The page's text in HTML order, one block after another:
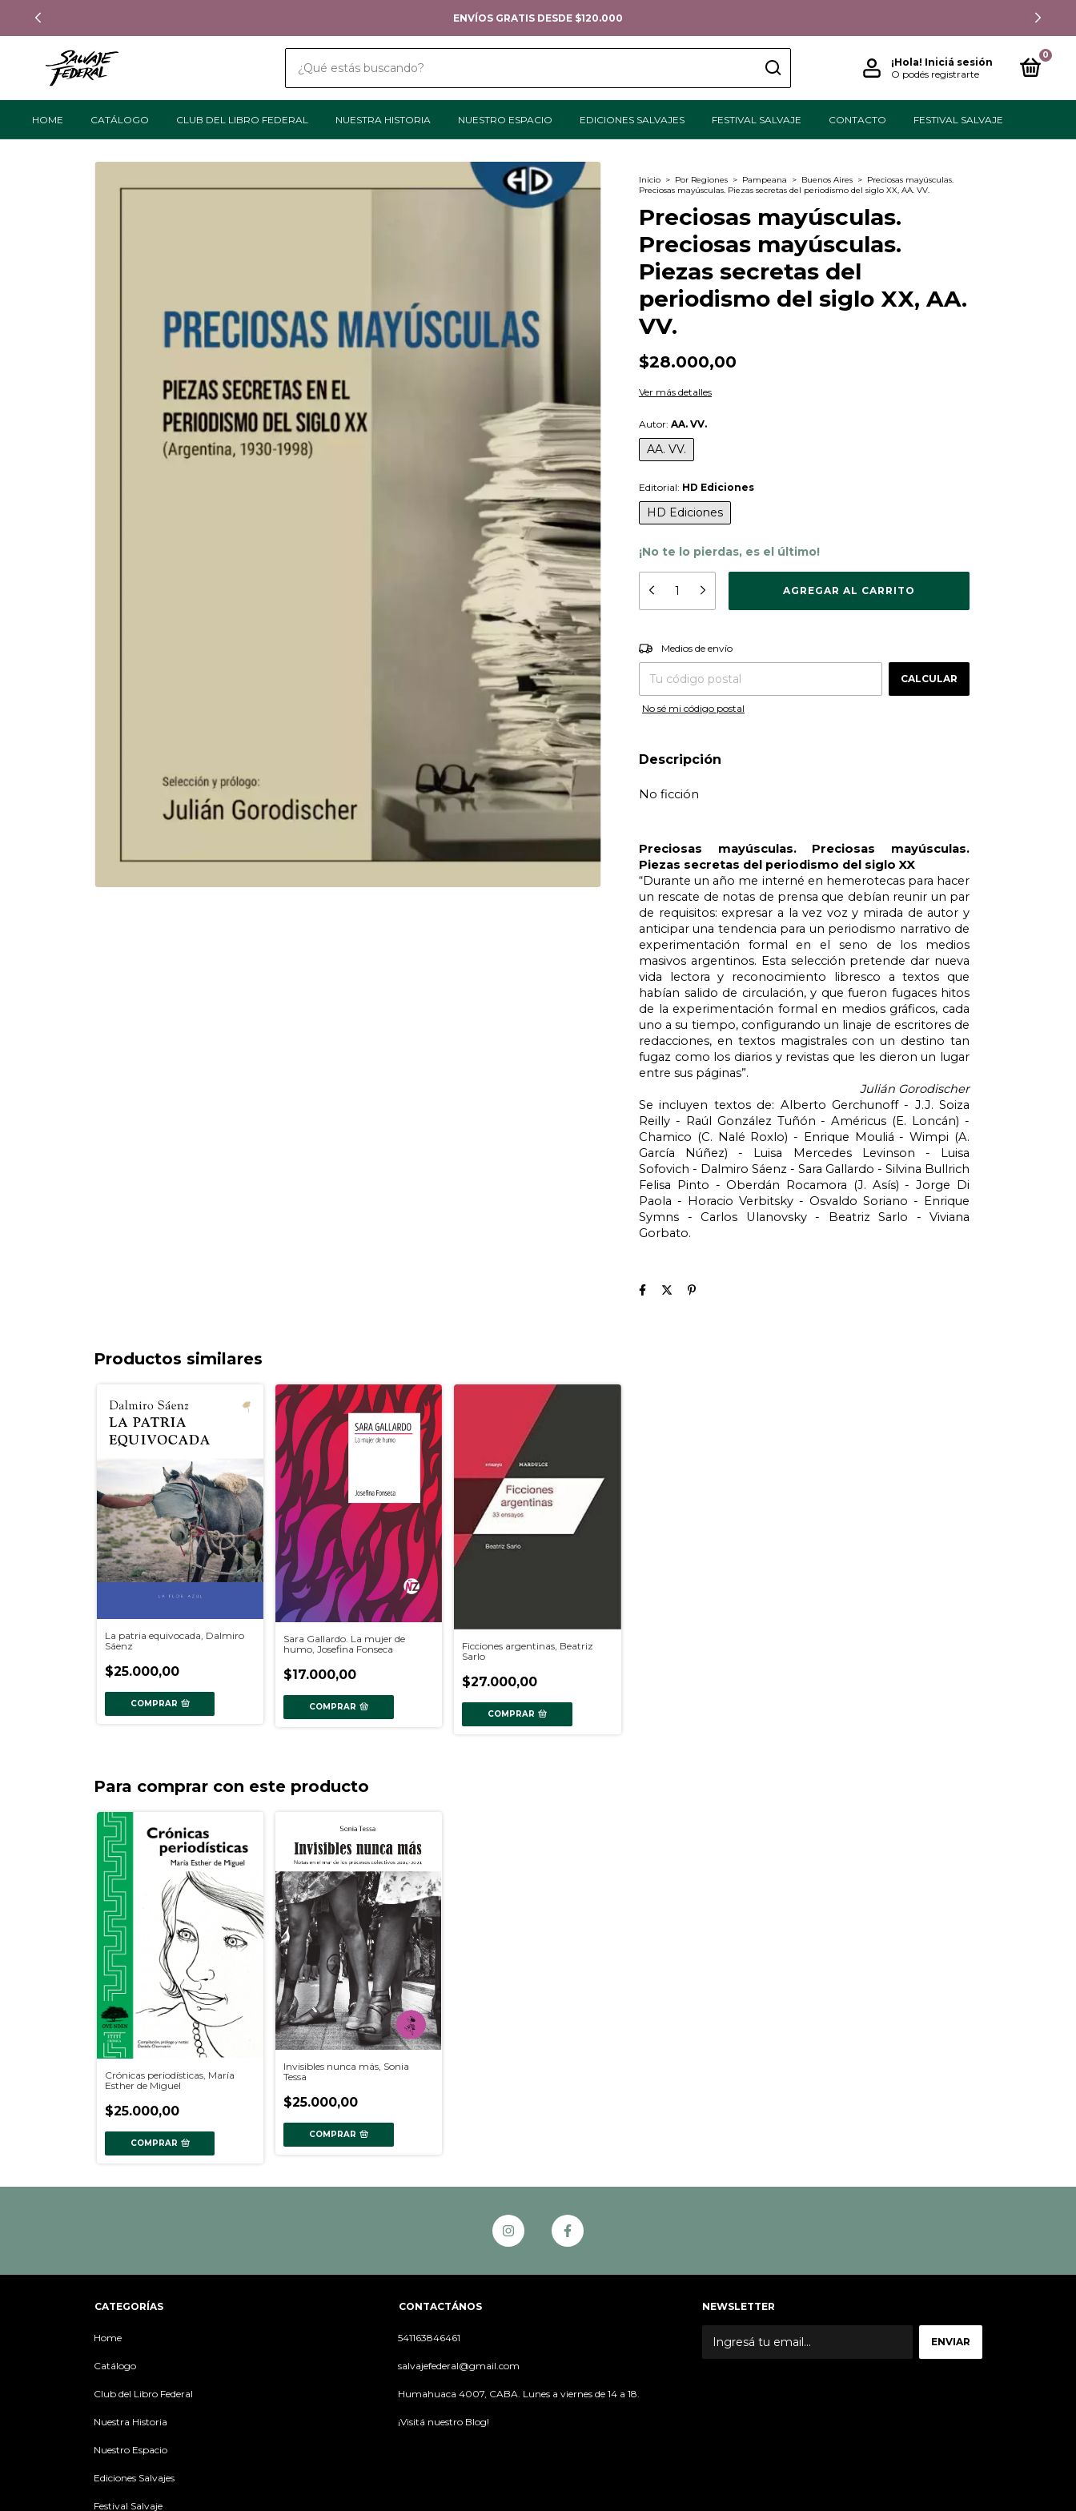
ENVÍOS GRATIS DESDE $120.000
¡Hola! Iniciá sesión
O podés registrarte
0
HOME CATÁLOGO CLUB DEL LIBRO FEDERAL NUESTRA HISTORIA NUESTRO ESPACIO EDICIONES SALVAJES FESTIVAL SALVAJE CONTACTO FESTIVAL SALVAJE
Inicio > Por Regiones > Pampeana > Buenos Aires > Preciosas mayúsculas.
Preciosas mayúsculas. Piezas secretas del periodismo del siglo XX, AA. VV.
Preciosas mayúsculas.
Preciosas mayúsculas.
Piezas secretas del
periodismo del siglo XX, AA.
VV.
$28.000,00
Ver más detalles
Autor: AA. VV.
AA. VV.
Editorial: HD Ediciones
HD Ediciones
¡No te lo pierdas, es el último!
Entregas para el CP:
Medios de envío
CALCULAR
No sé mi código postal
Descripción
No ficción
Preciosas mayúsculas. Preciosas mayúsculas.
Piezas secretas del periodismo del siglo XX
“Durante un año me interné en hemerotecas para hacer
un rescate de notas de prensa que debían reunir un par
de requisitos: expresar a la vez voz y mirada de autor y
anticipar una tendencia para un periodismo narrativo de
experimentación formal en el seno de los medios
masivos argentinos. Esta selección pretende dar nueva
vida lectora y reconocimiento libresco a textos que
habían salido de circulación, y que fueron fugaces hitos
de la experimentación formal en medios gráficos, cada
uno a su tiempo, configurando un linaje de escritores de
redacciones, en textos magistrales con un destino tan
fugaz como los diarios y revistas que les dieron un lugar
entre sus páginas”.
Julián Gorodischer
Se incluyen textos de: Alberto Gerchunoff - J.J. Soiza
Reilly - Raúl González Tuñón - Américus (E. Loncán) -
Chamico (C. Nalé Roxlo) - Enrique Mouliá - Wimpi (A.
García Núñez) - Luisa Mercedes Levinson - Luisa
Sofovich - Dalmiro Sáenz - Sara Gallardo - Silvina Bullrich
Felisa Pinto - Oberdán Rocamora (J. Asís) - Jorge Di
Paola - Horacio Verbitsky - Osvaldo Soriano - Enrique
Symns - Carlos Ulanovsky - Beatriz Sarlo - Viviana
Gorbato.
Productos similares
La patria equivocada, Dalmiro
Sáenz
$25.000,00
COMPRAR
Sara Gallardo. La mujer de
humo, Josefina Fonseca
$17.000,00
COMPRAR
Ficciones argentinas, Beatriz
Sarlo
$27.000,00
COMPRAR
Para comprar con este producto
Crónicas periodísticas, María
Esther de Miguel
$25.000,00
COMPRAR
Invisibles nunca más, Sonia
Tessa
$25.000,00
COMPRAR
CATEGORÍAS
Home
Catálogo
Club del Libro Federal
Nuestra Historia
Nuestro Espacio
Ediciones Salvajes
Festival Salvaje
CONTACTÁNOS
541163846461
salvajefederal@gmail.com
Humahuaca 4007, CABA. Lunes a viernes de 14 a 18.
¡Visitá nuestro Blog!
NEWSLETTER